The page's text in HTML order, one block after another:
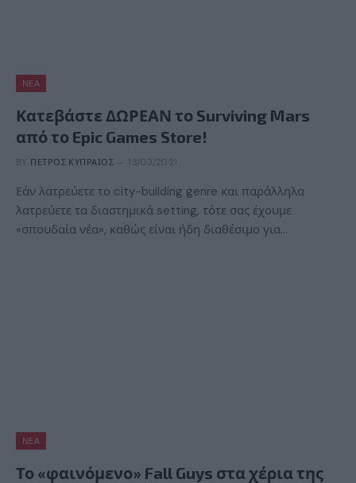
ΝΈΑ
Κατεβάστε ΔΩΡΕΑΝ το Surviving Mars
από το Epic Games Store!
BY ΠΈΤΡΟΣ ΚΥΠΡΑΊΟΣ 13/03/2021
Εάν λατρεύετε το city-building genre και παράλληλα
λατρεύετε τα διαστημικά setting, τότε σας έχουμε
«σπουδαία νέα», καθώς είναι ήδη διαθέσιμο για…
ΝΈΑ
Το «φαινόμενο» Fall Guys στα χέρια της